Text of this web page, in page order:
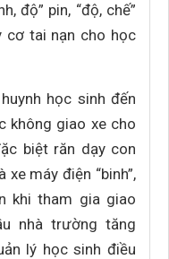
độ” pin, “độ, chế”
cơ tai nạn cho học
học sinh đến
không giao xe cho
biệt răn dạy con
máy điện “binh”,
khi tham gia giao
nhà trường tăng
lý học sinh điều